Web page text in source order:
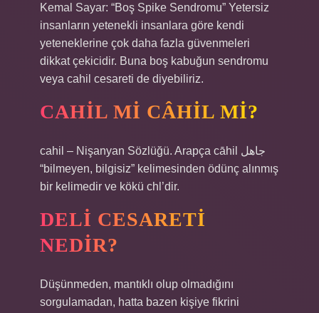
Kemal Sayar: “Boş Spike Sendromu” Yetersiz
insanların yetenekli insanlara göre kendi
yeteneklerine çok daha fazla güvenmeleri
dikkat çekicidir. Buna boş kabuğun sendromu
veya cahil cesareti de diyebiliriz.
CAHIL MI CÂHIL MI?
cahil – Nişanyan Sözlüğü. Arapça cāhil جاهل
“bilmeyen, bilgisiz” kelimesinden ödünç alınmış
bir kelimedir ve kökü chl’dir.
DELI CESARETI
NEDIR?
Düşünmeden, mantıklı olup olmadığını
sorgulamadan, hatta bazen kişiye fikrini